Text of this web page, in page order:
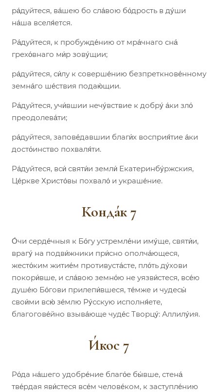
ра́дуйтеся, ва́шею бо сла́вою бо́дрость в ду́ши
на́ша вселя́ется.
Ра́дуйтеся, к пробужде́нию от мра́чнаго сна́
грехо́внаго ми́р зову́щии;
ра́дуйтеся, си́лу к соверше́нию безпреткнове́нному
земна́го ше́ствия подаю́щии.
Ра́дуйтеся, учи́вшии нечу́вствие к добру́ а́ки зло́
преодолева́ти;
ра́дуйтеся, запове́давшии благи́х восприя́тие а́ки
досто́инство похваля́ти.
Ра́дуйтеся, вси́ святи́и земли́ Екатеринбу́ржския,
Це́ркве Христо́вы похвало́ и украше́ние.
Конда́к 7
О́чи серде́чныя к Бо́гу устремле́ни иму́ще, святи́и,
врагу́ на подви́жники при́сно ополча́ющеся,
жесто́ким житие́м противуста́сте, пло́ть ду́хови
покори́вше, и сла́вою земно́ю не уязви́стеся, все́ю
душе́ю Бо́гови прилепи́вшеся, те́мже и чудесы́
свои́ми всю́ зе́млю Ру́сскую исполня́ете,
благогове́йно взыва́юще чуде́с Творцу́: Аллилу́ия.
И́кос 7
Ро́да на́шего удобре́ние благо́е бы́вше, стена́
тве́рдая яви́стеся все́м челове́ком, к заступле́нию